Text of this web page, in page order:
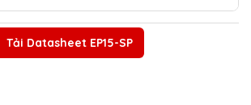
Tải Datasheet EP15-SP